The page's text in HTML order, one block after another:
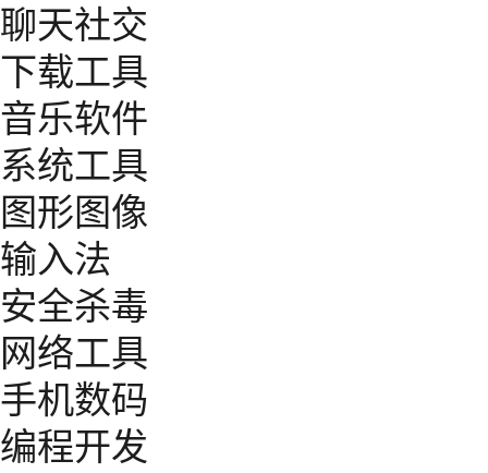
聊天社交
下载工具
音乐软件
系统工具
图形图像
输入法
安全杀毒
网络工具
手机数码
编程开发